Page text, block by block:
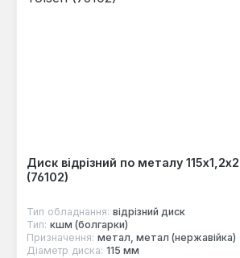
Диск відрізний по металу
(76102)
Тип обладнання: відрізний диск
Тип: кшм (болгарки)
Призначення: метал, метал (нержавійка)
Діаметр диска: 115 мм